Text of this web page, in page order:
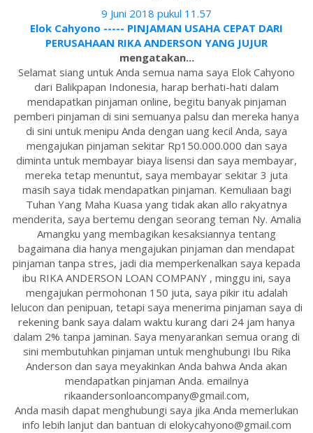
9 Juni 2018 pukul 11.57
Elok Cahyono ----- PINJAMAN USAHA CEPAT DARI
PERUSAHAAN RIKA ANDERSON YANG JUJUR
mengatakan...
Selamat siang untuk Anda semua nama saya Elok Cahyono
dari Balikpapan Indonesia, harap berhati-hati dalam
mendapatkan pinjaman online, begitu banyak pinjaman
pemberi pinjaman di sini semuanya palsu dan mereka hanya
di sini untuk menipu Anda dengan uang kecil Anda, saya
mengajukan pinjaman sekitar Rp150.000.000 dan saya
diminta untuk membayar biaya lisensi dan saya membayar,
mereka tetap menuntut, saya membayar sekitar 3 juta
masih saya tidak mendapatkan pinjaman. Kemuliaan bagi
Tuhan Yang Maha Kuasa yang tidak akan allo rakyatnya
menderita, saya bertemu dengan seorang teman Ny. Amalia
Amangku yang membagikan kesaksiannya tentang
bagaimana dia hanya mengajukan pinjaman dan mendapat
pinjaman tanpa stres, jadi dia memperkenalkan saya kepada
ibu RIKA ANDERSON LOAN COMPANY , minggu ini, saya
mengajukan permohonan 150 juta, saya pikir itu adalah
lelucon dan penipuan, tetapi saya menerima pinjaman saya di
rekening bank saya dalam waktu kurang dari 24 jam hanya
dalam 2% tanpa jaminan. Saya menyarankan semua orang di
sini membutuhkan pinjaman untuk menghubungi Ibu Rika
Anderson dan saya meyakinkan Anda bahwa Anda akan
mendapatkan pinjaman Anda. emailnya
rikaandersonloancompany@gmail.com,
Anda masih dapat menghubungi saya jika Anda memerlukan
info lebih lanjut dan bantuan di elokycahyono@gmail.com